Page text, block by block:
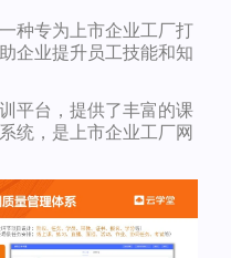
种专为上市企业工厂打
企业提升员工技能和知
平台，提供了丰富的课
统，是上市企业工厂网